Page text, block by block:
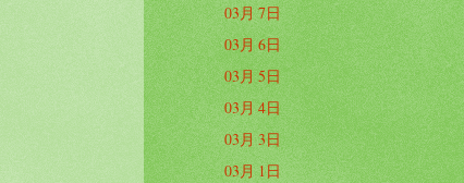
03月 7日
03月 6日
03月 5日
03月 4日
03月 3日
03月 1日